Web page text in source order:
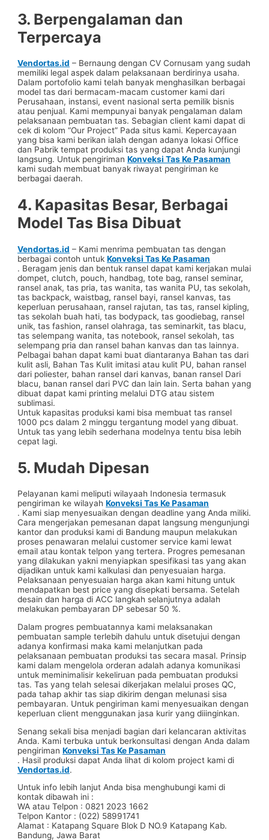
3. Berpengalaman dan
Terpercaya
Vendortas.id – Bernaung dengan CV Cornusam yang sudah
memiliki legal aspek dalam pelaksanaan berdirinya usaha.
Dalam portofolio kami telah banyak menghasilkan berbagai
model tas dari bermacam-macam customer kami dari
Perusahaan, instansi, event nasional serta pemilik bisnis
atau penjual. Kami mempunyai banyak pengalaman dalam
pelaksanaan pembuatan tas. Sebagian client kami dapat di
cek di kolom “Our Project” Pada situs kami. Kepercayaan
yang bisa kami berikan ialah dengan adanya lokasi Office
dan Pabrik tempat produksi tas yang dapat Anda kunjungi
langsung. Untuk pengirimanKonveksi Tas Ke Pasaman
kami sudah membuat banyak riwayat pengiriman ke
berbagai daerah.
4. Kapasitas Besar, Berbagai
Model Tas Bisa Dibuat
Vendortas.id – Kami menrima pembuatan tas dengan
berbagai contoh untukKonveksi Tas Ke Pasaman
. Beragam jenis dan bentuk ransel dapat kami kerjakan mulai
dompet, clutch, pouch, handbag, tote bag, ransel seminar,
ransel anak, tas pria, tas wanita, tas wanita PU, tas sekolah,
tas backpack, waistbag, ransel bayi, ransel kanvas, tas
keperluan perusahaan, ransel rajutan, tas tas, ransel kipling,
tas sekolah buah hati, tas bodypack, tas goodiebag, ransel
unik, tas fashion, ransel olahraga, tas seminarkit, tas blacu,
tas selempang wanita, tas notebook, ransel sekolah, tas
selempang pria dan ransel bahan kanvas dan tas lainnya.
Pelbagai bahan dapat kami buat diantaranya Bahan tas dari
kulit asli, Bahan Tas Kulit imitasi atau kulit PU, bahan ransel
dari poliester, bahan ransel dari kanvas, banan ransel Dari
blacu, banan ransel dari PVC dan lain lain. Serta bahan yang
dibuat dapat kami printing melalui DTG atau sistem
sublimasi.
Untuk kapasitas produksi kami bisa membuat tas ransel
1000 pcs dalam 2 minggu tergantung model yang dibuat.
Untuk tas yang lebih sederhana modelnya tentu bisa lebih
cepat lagi.
5. Mudah Dipesan
Pelayanan kami meliputi wilayaah Indonesia termasuk
pengiriman ke wilayahKonveksi Tas Ke Pasaman
. Kami siap menyesuaikan dengan deadline yang Anda miliki.
Cara mengerjakan pemesanan dapat langsung mengunjungi
kantor dan produksi kami di Bandung maupun melakukan
proses penawaran melalui customer service kami lewat
email atau kontak telpon yang tertera. Progres pemesanan
yang dilakukan yakni menyiapkan spesifikasi tas yang akan
dijadikan untuk kami kalkulasi dan penyesuaian harga.
Pelaksanaan penyesuaian harga akan kami hitung untuk
mendapatkan best price yang disepkati bersama. Setelah
desain dan harga di ACC langkah selanjutnya adalah
melakukan pembayaran DP sebesar 50 %.
Dalam progres pembuatannya kami melaksanakan
pembuatan sample terlebih dahulu untuk disetujui dengan
adanya konfirmasi maka kami melanjutkan pada
pelaksanaan pembuatan produksi tas secara masal. Prinsip
kami dalam mengelola orderan adalah adanya komunikasi
untuk meminimalisir kekeliruan pada pembuatan produksi
tas. Tas yang telah selesai dikerjakan melalui proses QC,
pada tahap akhir tas siap dikirim dengan melunasi sisa
pembayaran. Untuk pengiriman kami menyesuaikan dengan
keperluan client menggunakan jasa kurir yang diiinginkan.
Senang sekali bisa menjadi bagian dari kelancaran aktivitas
Anda. Kami terbuka untuk berkonsultasi dengan Anda dalam
pengirimanKonveksi Tas Ke Pasaman
. Hasil produksi dapat Anda lihat di kolom project kami di
Vendortas.id.
Untuk info lebih lanjut Anda bisa menghubungi kami di
kontak dibawah ini :
WA atau Telpon : 0821 2023 1662
Telpon Kantor : (022) 58991741
Alamat : Katapang Square Blok D NO.9 Katapang Kab.
Bandung, Jawa Barat